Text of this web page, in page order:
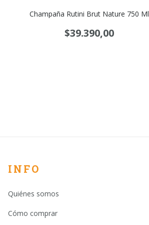
Champaña Rutini Brut Nature 750 Ml
$39.390,00
INFO
Quiénes somos
Cómo comprar